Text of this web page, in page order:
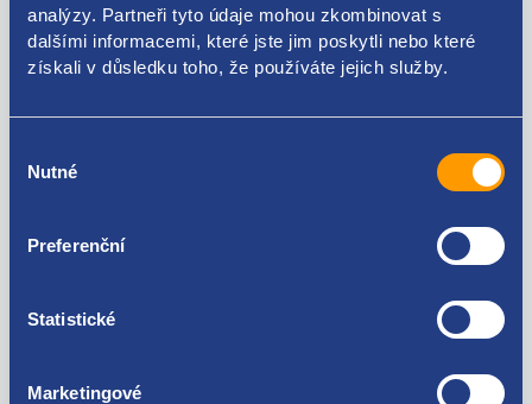
analýzy. Partneři tyto údaje mohou zkombinovat s
dalšími informacemi, které jste jim poskytli nebo které
získali v důsledku toho, že používáte jejich služby.
souhlasu
Nutné
Preferenční
Statistické
Marketingové
8200296788
Renault Laguna II 2001 - 2005